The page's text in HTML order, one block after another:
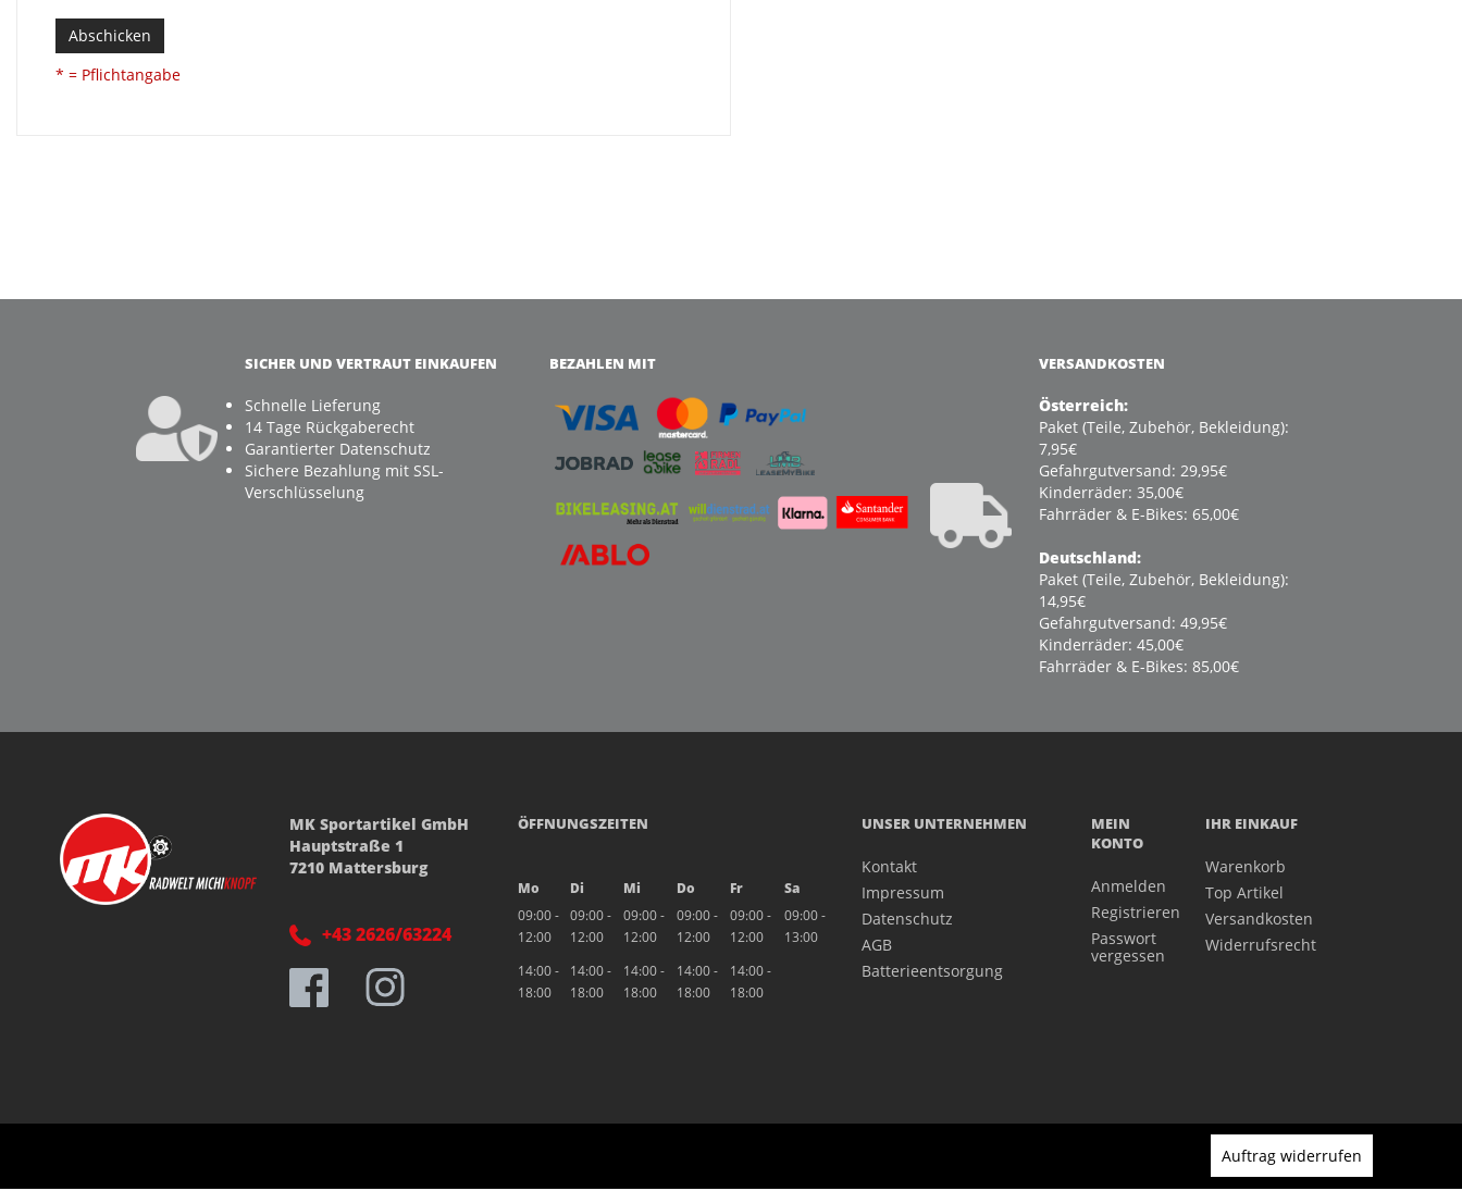
Abschicken
* = Pflichtangabe
SICHER UND VERTRAUT EINKAUFEN
Schnelle Lieferung
14 Tage Rückgaberecht
Garantierter Datenschutz
Sichere Bezahlung mit SSL-
Verschlüsselung
BEZAHLEN MIT VERSANDKOSTEN
Österreich:
Paket (Teile, Zubehör, Bekleidung):
7,95€
Gefahrgutversand: 29,95€
Kinderräder: 35,00€
Fahrräder & E-Bikes: 65,00€
Deutschland:
Paket (Teile, Zubehör, Bekleidung):
14,95€
Gefahrgutversand: 49,95€
Kinderräder: 45,00€
Fahrräder & E-Bikes: 85,00€
MK Sportartikel GmbH
Hauptstraße 1
7210 Mattersburg
+43 2626/63224
ÖFFNUNGSZEITEN
Mo Di Mi Do Fr
Sa
09:00 -
12:00
09:00 -
12:00
09:00 -
12:00
09:00 -
12:00
09:00 -
12:00
09:00 -
13:00
14:00 -
18:00
14:00 -
18:00
14:00 -
18:00
14:00 -
18:00
14:00 -
18:00
UNSER UNTERNEHMEN
Kontakt
Impressum
Datenschutz
AGB
Batterieentsorgung
MEIN
KONTO
Anmelden
Registrieren
Passwort
vergessen
IHR EINKAUF
Warenkorb
Top Artikel
Versandkosten
Widerrufsrecht
Auftrag widerrufen